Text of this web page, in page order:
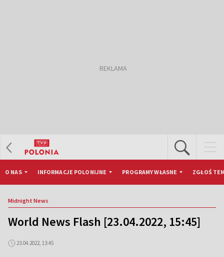
O NAS INFORMACJE POLONIJNE PROGRAMY WŁASNE ZGŁOŚ
Midnight News
World News Flash [23.04.2022, 15:45]
23.04.2022, 13:45